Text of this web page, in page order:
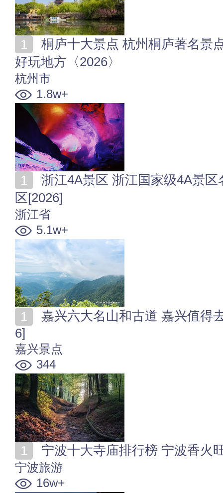
好玩地方〈2026〉
杭州市
1.8w+
区[2026]
浙江省
5.1w+
6]
嘉兴景点
344
宁波十大寺庙排行榜 宁波香火
宁波旅游
16w+